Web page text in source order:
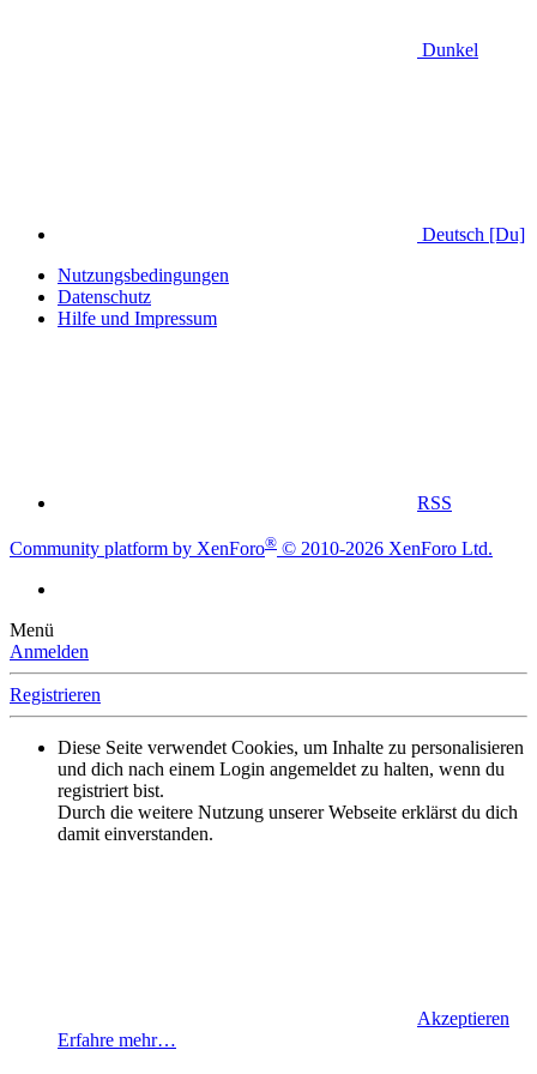
Dunkel
Deutsch [Du]
Nutzungsbedingungen
Datenschutz
Hilfe und Impressum
RSS
Community platform by XenForo® © 2010-2026 XenForo Ltd.
Menü
Anmelden
Registrieren
Diese Seite verwendet Cookies, um Inhalte zu personalisieren
und dich nach einem Login angemeldet zu halten, wenn du
registriert bist.
Durch die weitere Nutzung unserer Webseite erklärst du dich
damit einverstanden.
Akzeptieren
Erfahre mehr…